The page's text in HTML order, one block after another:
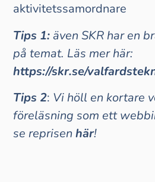
aktivitetssamordnare
Tips 1:även SKR har en
på temat. Läs mer här:
https://skr.se/
Tips 2: Vi höll en kortare
föreläsning som ett
se reprisenhär!